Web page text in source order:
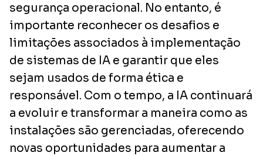
segurança operacional. No entanto, é
importante reconhecer os desafios e
limitações associados à implementação
de sistemas de IA e garantir que eles
sejam usados de forma ética e
responsável. Com o tempo, a IA continuará
a evoluir e transformar a maneira como as
instalações são gerenciadas, oferecendo
novas oportunidades para aumentar a